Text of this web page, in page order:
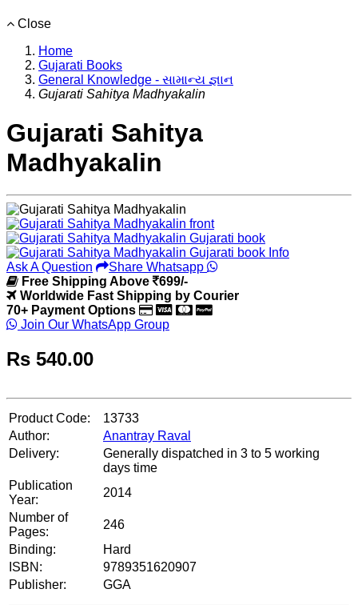
Close
Home
Gujarati Books
General Knowledge - સામાન્ય જ્ઞાન
Gujarati Sahitya Madhyakalin
Gujarati Sahitya
Madhyakalin
Ask A Question
Share Whatsapp
Free Shipping Above
699/-
Worldwide Fast Shipping by Courier
70+ Payment Options
Join Our WhatsApp Group
Rs 540.00
Product Code:
13733
Author:
Anantray Raval
Delivery:
Generally dispatched in 3 to 5 working
days time
Publication
Year:
2014
Number of
Pages:
246
Binding:
Hard
ISBN:
9789351620907
Publisher:
GGA